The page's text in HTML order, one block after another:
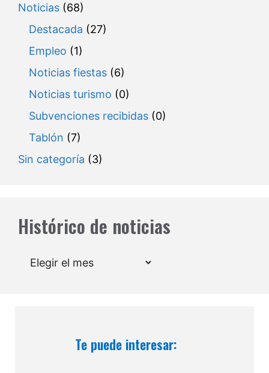
Noticias (68)
Destacada (27)
Empleo (1)
Noticias fiestas (6)
Noticias turismo (0)
Subvenciones recibidas (0)
Tablón (7)
Sin categoría (3)
Histórico de noticias
Archivos
Te puede interesar: